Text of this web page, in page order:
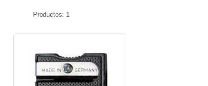
Productos: 1